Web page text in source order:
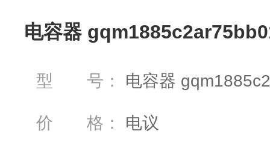
电容器
型 号： 电容器
价 格： 电议